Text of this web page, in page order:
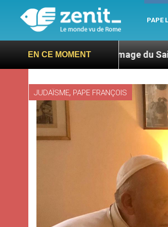
PAPE
EN CE MOMENT
Hommage du Saint-Père suite au
JUDAÏSME, PAPE FRANÇOIS